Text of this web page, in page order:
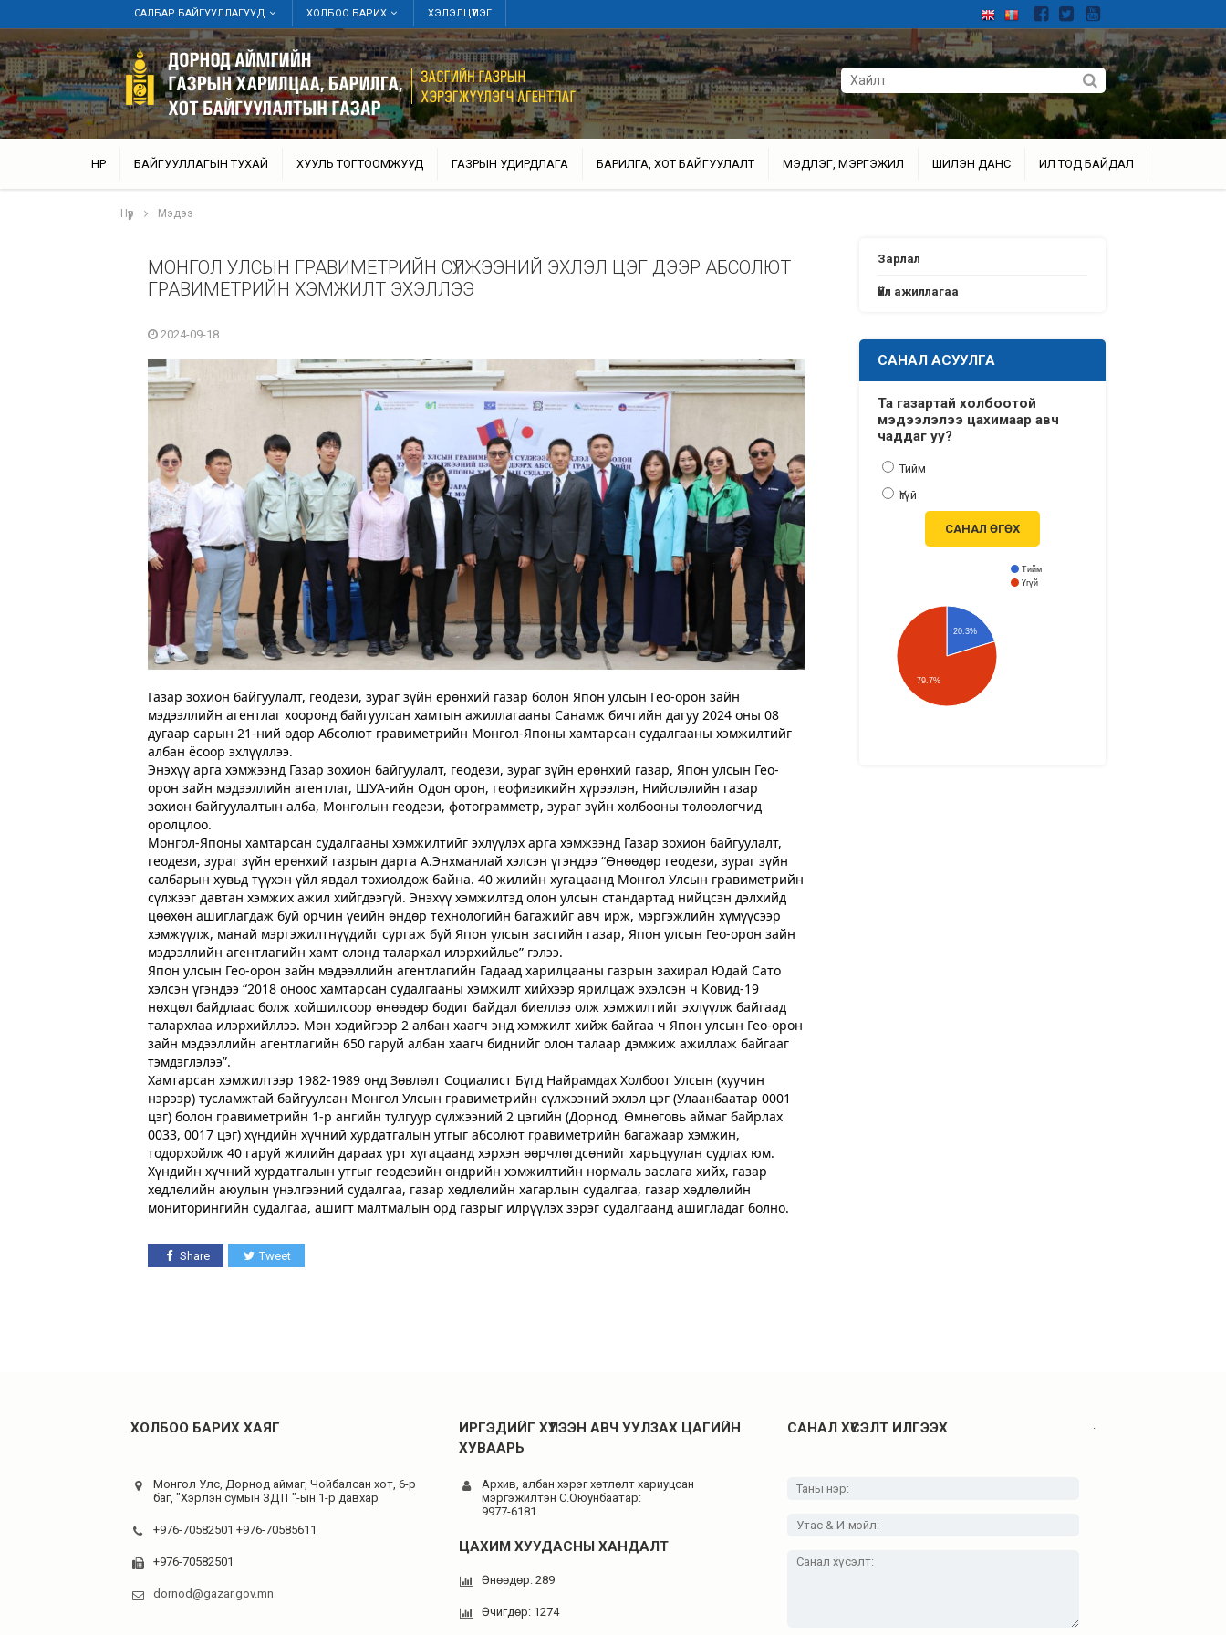
САЛБАР БАЙГУУЛЛАГУУД ХОЛБОО БАРИХ ХЭЛЭЛЦҮҮЛЭГ
НҮҮР БАЙГУУЛЛАГЫН ТУХАЙ ХУУЛЬ ТОГТООМЖУУД ГАЗРЫН УДИРДЛАГА БАРИЛГА, ХОТ БАЙГУУЛАЛТ МЭДЛЭГ, МЭРГЭЖИЛ ШИЛЭН ДАНС ИЛ ТОД БАЙДАЛ
Нүүр Мэдээ
МОНГОЛ УЛСЫН ГРАВИМЕТРИЙН СҮЛЖЭЭНИЙ ЭХЛЭЛ ЦЭГ ДЭЭР АБСОЛЮТ
ГРАВИМЕТРИЙН ХЭМЖИЛТ ЭХЭЛЛЭЭ
2024-09-18
Газар зохион байгуулалт, геодези, зураг зүйн ерөнхий газар болон Япон улсын Гео-орон зайн
мэдээллийн агентлаг хооронд байгуулсан хамтын ажиллагааны Санамж бичгийн дагуу 2024 оны 08
дугаар сарын 21-ний өдөр Абсолют гравиметрийн Монгол-Японы хамтарсан судалгааны хэмжилтийг
албан ёсоор эхлүүллээ.
Энэхүү арга хэмжээнд Газар зохион байгуулалт, геодези, зураг зүйн ерөнхий газар, Япон улсын Гео-
орон зайн мэдээллийн агентлаг, ШУА-ийн Одон орон, геофизикийн хүрээлэн, Нийслэлийн газар
зохион байгуулалтын алба, Монголын геодези, фотограмметр, зураг зүйн холбооны төлөөлөгчид
оролцлоо.
Монгол-Японы хамтарсан судалгааны хэмжилтийг эхлүүлэх арга хэмжээнд Газар зохион байгуулалт,
геодези, зураг зүйн ерөнхий газрын дарга А.Энхманлай хэлсэн үгэндээ “Өнөөдөр геодези, зураг зүйн
салбарын хувьд түүхэн үйл явдал тохиолдож байна. 40 жилийн хугацаанд Монгол Улсын гравиметрийн
сүлжээг давтан хэмжих ажил хийгдээгүй. Энэхүү хэмжилтэд олон улсын стандартад нийцсэн дэлхийд
цөөхөн ашиглагдаж буй орчин үеийн өндөр технологийн багажийг авч ирж, мэргэжлийн хүмүүсээр
хэмжүүлж, манай мэргэжилтнүүдийг сургаж буй Япон улсын засгийн газар, Япон улсын Гео-орон зайн
мэдээллийн агентлагийн хамт олонд талархал илэрхийлье” гэлээ.
Япон улсын Гео-орон зайн мэдээллийн агентлагийн Гадаад харилцааны газрын захирал Юдай Сато
хэлсэн үгэндээ “2018 оноос хамтарсан судалгааны хэмжилт хийхээр ярилцаж эхэлсэн ч Ковид-19
нөхцөл байдлаас болж хойшилсоор өнөөдөр бодит байдал биеллээ олж хэмжилтийг эхлүүлж байгаад
талархлаа илэрхийллээ. Мөн хэдийгээр 2 албан хаагч энд хэмжилт хийж байгаа ч Япон улсын Гео-орон
зайн мэдээллийн агентлагийн 650 гаруй албан хаагч биднийг олон талаар дэмжиж ажиллаж байгааг
тэмдэглэлээ”.
Хамтарсан хэмжилтээр 1982-1989 онд Зөвлөлт Социалист Бүгд Найрамдах Холбоот Улсын (хуучин
нэрээр) тусламжтай байгуулсан Монгол Улсын гравиметрийн сүлжээний эхлэл цэг (Улаанбаатар 0001
цэг) болон гравиметрийн 1-р ангийн тулгуур сүлжээний 2 цэгийн (Дорнод, Өмнөговь аймаг байрлах
0033, 0017 цэг) хүндийн хүчний хурдатгалын утгыг абсолют гравиметрийн багажаар хэмжин,
тодорхойлж 40 гаруй жилийн дараах урт хугацаанд хэрхэн өөрчлөгдсөнийг харьцуулан судлах юм.
Хүндийн хүчний хурдатгалын утгыг геодезийн өндрийн хэмжилтийн нормаль заслага хийх, газар
хөдлөлийн аюулын үнэлгээний судалгаа, газар хөдлөлийн хагарлын судалгаа, газар хөдлөлийн
мониторингийн судалгаа, ашигт малтмалын орд газрыг илрүүлэх зэрэг судалгаанд ашигладаг болно.
Share Tweet
Зарлал
Үйл ажиллагаа
САНАЛ АСУУЛГА
Та газартай холбоотой
мэдээлэлээ цахимаар авч
чаддаг уу?
Тийм
Үгүй
САНАЛ ӨГӨХ
Тийм
Үгүй
20.3%
79.7%
ХОЛБОО БАРИХ ХАЯГ
Монгол Улс, Дорнод аймаг, Чойбалсан хот, 6-р
баг, "Хэрлэн сумын ЗДТГ"-ын 1-р давхар
+976-70582501 +976-70585611
+976-70582501
dornod@gazar.gov.mn
ИРГЭДИЙГ ХҮЛЭЭН АВЧ УУЛЗАХ ЦАГИЙН
ХУВААРЬ
Архив, албан хэрэг хөтлөлт хариуцсан
мэргэжилтэн C.Оюунбаатар:
9977-6181
ЦАХИМ ХУУДАСНЫ ХАНДАЛТ
Өнөөдөр: 289
Өчигдөр: 1274
САНАЛ ХҮСЭЛТ ИЛГЭЭХ .